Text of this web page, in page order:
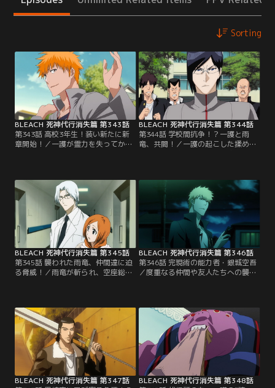
Sorting
BLEACH 死神代行消失篇 第343話
第343話 高校3年生！装い新たに新
章開始！／一護が霊力を失ってから
や水色、織姫やたつきなど仲間たち
もいる。そして、一護がしていた死
神代行の代行をしているのは雨竜だ
った。ごく「普通」の生活を楽しみ
たいと思いながらも…。【提供：バ
ンダイチャンネル】
BLEACH 死神代行消失篇 第344話
第344話 学校間抗争！？一護と雨
竜、共闘！／一護の起こした揉め事
だかったのは、生徒会長になった雨
竜だった。一護と雨竜は共に不良た
ちを叩きのめすが、一護は、アルバ
イト先のなんでも屋「鰻屋（うなぎ
や）」店主によって事務所へと連れ
て行かれてしまった。【提供：バン
ダイチャンネル】
BLEACH 死神代行消失篇 第345話
第345話 襲われた雨竜、仲間達に迫
る脅威！／雨竜が斬られ、空座総合
院の院長であり雨竜の父である竜弦
（りゅうけん）は、織姫だけに雨竜
を斬ったのは人間である、と語る。
一方、一護は仲間が傷つけられたの
に何も出来ない自分に焦燥感を感じ
ていた。【提供：バンダイチャンネ
ル】
BLEACH 死神代行消失篇 第346話
第346話 完現術の能力者・銀城空吾
／度重なる仲間や友人たちへの襲撃
エクスキューションのアジトへやっ
てきた一護に、銀城は自分達の目的
は一護に死神の力を取り戻させるこ
とと告げる。驚く一護に、銀城は自
分たちの持つ、物質に宿る魂を引き
出し…。【提供：バンダイチャンネ
ル】
BLEACH 死神代行消失篇 第347話
BLEACH 死神代行消失篇 第348話